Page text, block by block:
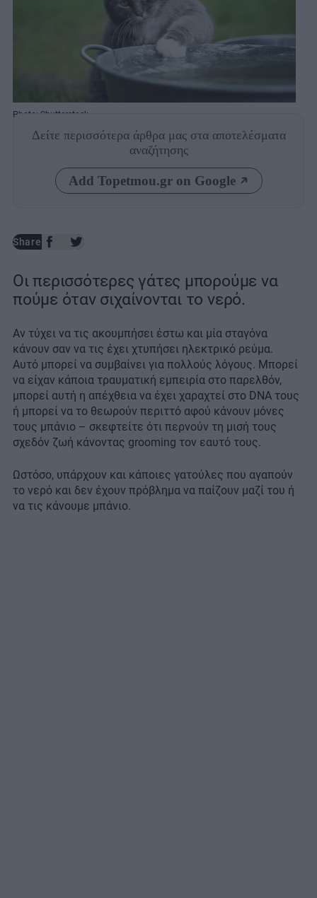
Photo: Shutterstock
Δείτε περισσότερα άρθρα μας στα αποτελέσματα
αναζήτησης
Add Topetmou.gr on Google
Share
Οι περισσότερες γάτες μπορούμε να
πούμε όταν σιχαίνονται το νερό.
Αν τύχει να τις ακουμπήσει έστω και μία σταγόνα
κάνουν σαν να τις έχει χτυπήσει ηλεκτρικό ρεύμα.
Αυτό μπορεί να συμβαίνει για πολλούς λόγους. Μπορεί
να είχαν κάποια τραυματική εμπειρία στο παρελθόν,
μπορεί αυτή η απέχθεια να έχει χαραχτεί στο DNA τους
ή μπορεί να το θεωρούν περιττό αφού κάνουν μόνες
τους μπάνιο – σκεφτείτε ότι περνούν τη μισή τους
σχεδόν ζωή κάνοντας grooming τον εαυτό τους.
Ωστόσο, υπάρχουν και κάποιες γατούλες που αγαπούν
το νερό και δεν έχουν πρόβλημα να παίζουν μαζί του ή
να τις κάνουμε μπάνιο.